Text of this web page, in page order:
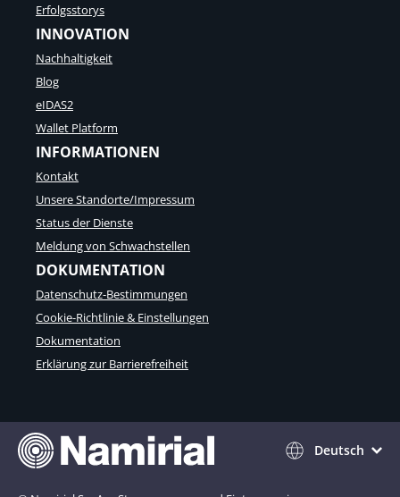
Erfolgsstorys
INNOVATION
Nachhaltigkeit
Blog
eIDAS2
Wallet Platform
INFORMATIONEN
Kontakt
Unsere Standorte/Impressum
Status der Dienste
Meldung von Schwachstellen
DOKUMENTATION
Datenschutz-Bestimmungen
Cookie-Richtlinie & Einstellungen
Dokumentation
Erklärung zur Barrierefreiheit
Deutsch